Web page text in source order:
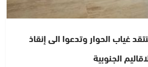
غياب الحوار وتدعوا الى إنقاذ
الجنوبية